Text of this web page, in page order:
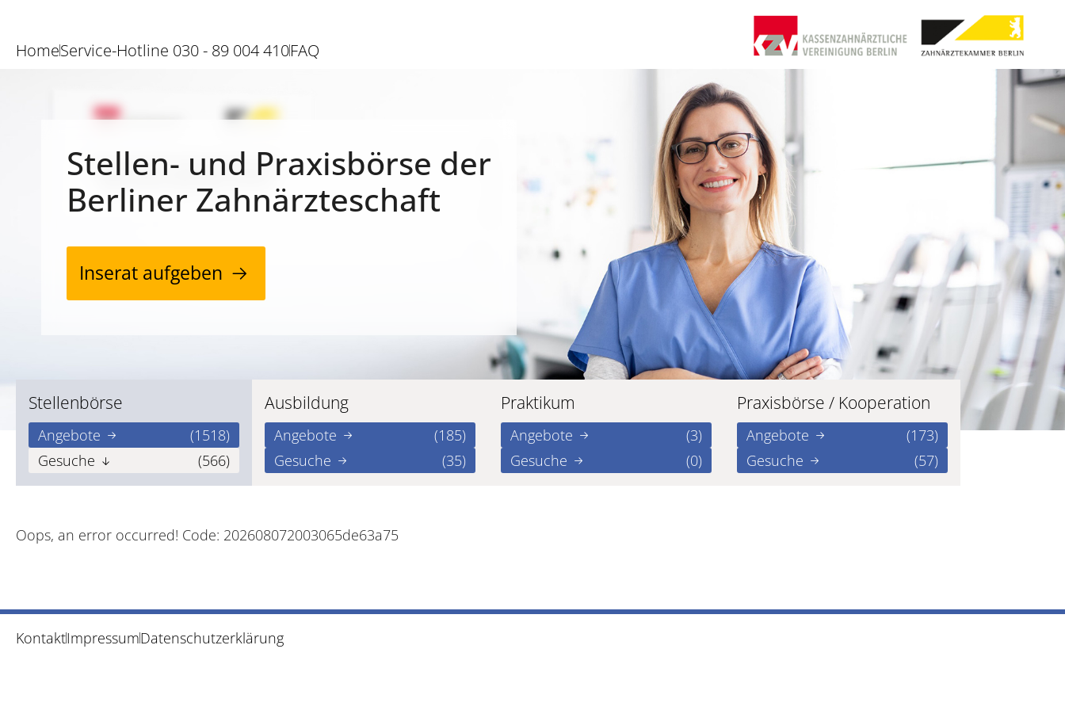
HomeService-Hotline 030 - 89 004 410FAQ
Stellen- und Praxisbörse der
Berliner Zahnärzteschaft
Inserat aufgeben
Stellenbörse
Angebote
(1518)
Gesuche
(566)
Ausbildung
Angebote
(185)
Gesuche
(35)
Praktikum
Angebote
(3)
Gesuche
(0)
Praxisbörse / Kooperation
Angebote
(173)
Gesuche
(57)
Oops, an error occurred! Code: 202608072003065de63a75
KontaktImpressumDatenschutzerklärung